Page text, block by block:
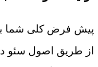
پیش فرض کلی شما
از طریق اصول سئو